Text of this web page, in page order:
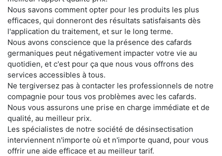
Nous savons comment opter pour les produits les plus
efficaces, qui donneront des résultats satisfaisants dès
l'application du traitement, et sur le long terme.
Nous avons conscience que la présence des cafards
germaniques peut négativement impacter votre vie au
quotidien, et c'est pour ça que nous vous offrons des
services accessibles à tous.
Ne tergiversez pas à contacter les professionnels de notre
compagnie pour tous vos problèmes avec les cafards.
Nous vous assurons une prise en charge immédiate et de
qualité, au meilleur prix.
Les spécialistes de notre société de désinsectisation
interviennent n'importe où et n'importe quand, pour vous
offrir une aide efficace et au meilleur tarif.